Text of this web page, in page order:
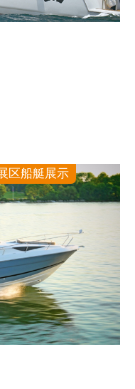
区船艇展示